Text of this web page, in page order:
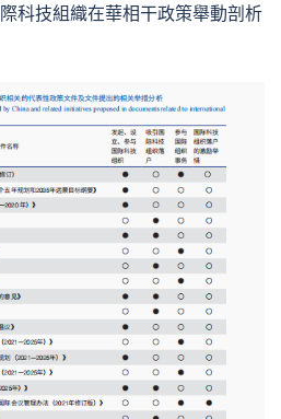
科技組織在華相干政策舉動剖析